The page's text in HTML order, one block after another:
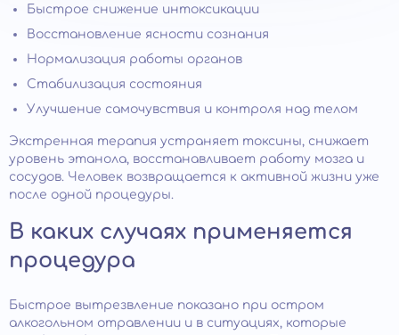
Быстрое снижение интоксикации
Восстановление ясности сознания
Нормализация работы органов
Стабилизация состояния
Улучшение самочувствия и контроля над телом
Экстренная терапия устраняет токсины, снижает
уровень этанола, восстанавливает работу мозга и
сосудов. Человек возвращается к активной жизни уже
после одной процедуры.
В каких случаях применяется
процедура
Быстрое вытрезвление показано при остром
алкогольном отравлении и в ситуациях, которые